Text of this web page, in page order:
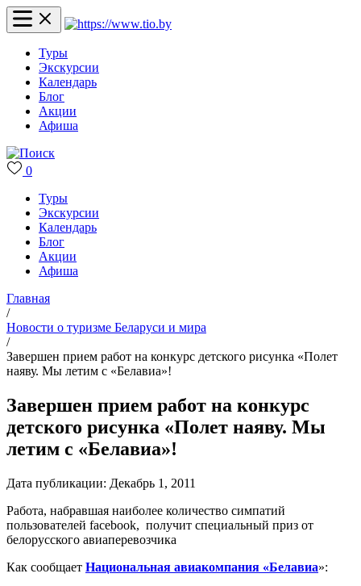
Туры
Экскурсии
Календарь
Блог
Акции
Афиша
0
Туры
Экскурсии
Календарь
Блог
Акции
Афиша
Главная
/
Новости о туризме Беларуси и мира
/
Завершен прием работ на конкурс детского рисунка «Полет
наяву. Мы летим с «Белавиа»!
Завершен прием работ на конкурс
детского рисунка «Полет наяву. Мы
летим с «Белавиа»!
Дата публикации: Декабрь 1, 2011
Работа, набравшая наиболее количество симпатий
пользователей facebook, получит специальный приз от
белорусского авиаперевозчика
Как сообщает Национальная авиакомпания «Белавиа»: